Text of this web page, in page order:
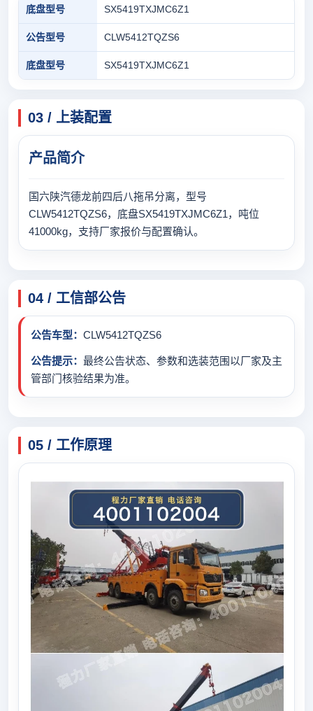
底盘型号 SX5419TXJMC6Z1
公告型号 CLW5412TQZS6
底盘型号 SX5419TXJMC6Z1
03 / 上装配置
产品简介
国六陕汽德龙前四后八拖吊分离，型号
CLW5412TQZS6，底盘SX5419TXJMC6Z1，吨位
41000kg，支持厂家报价与配置确认。
04 / 工信部公告
公告车型： CLW5412TQZS6
公告提示： 最终公告状态、参数和选装范围以厂家及主
管部门核验结果为准。
05 / 工作原理